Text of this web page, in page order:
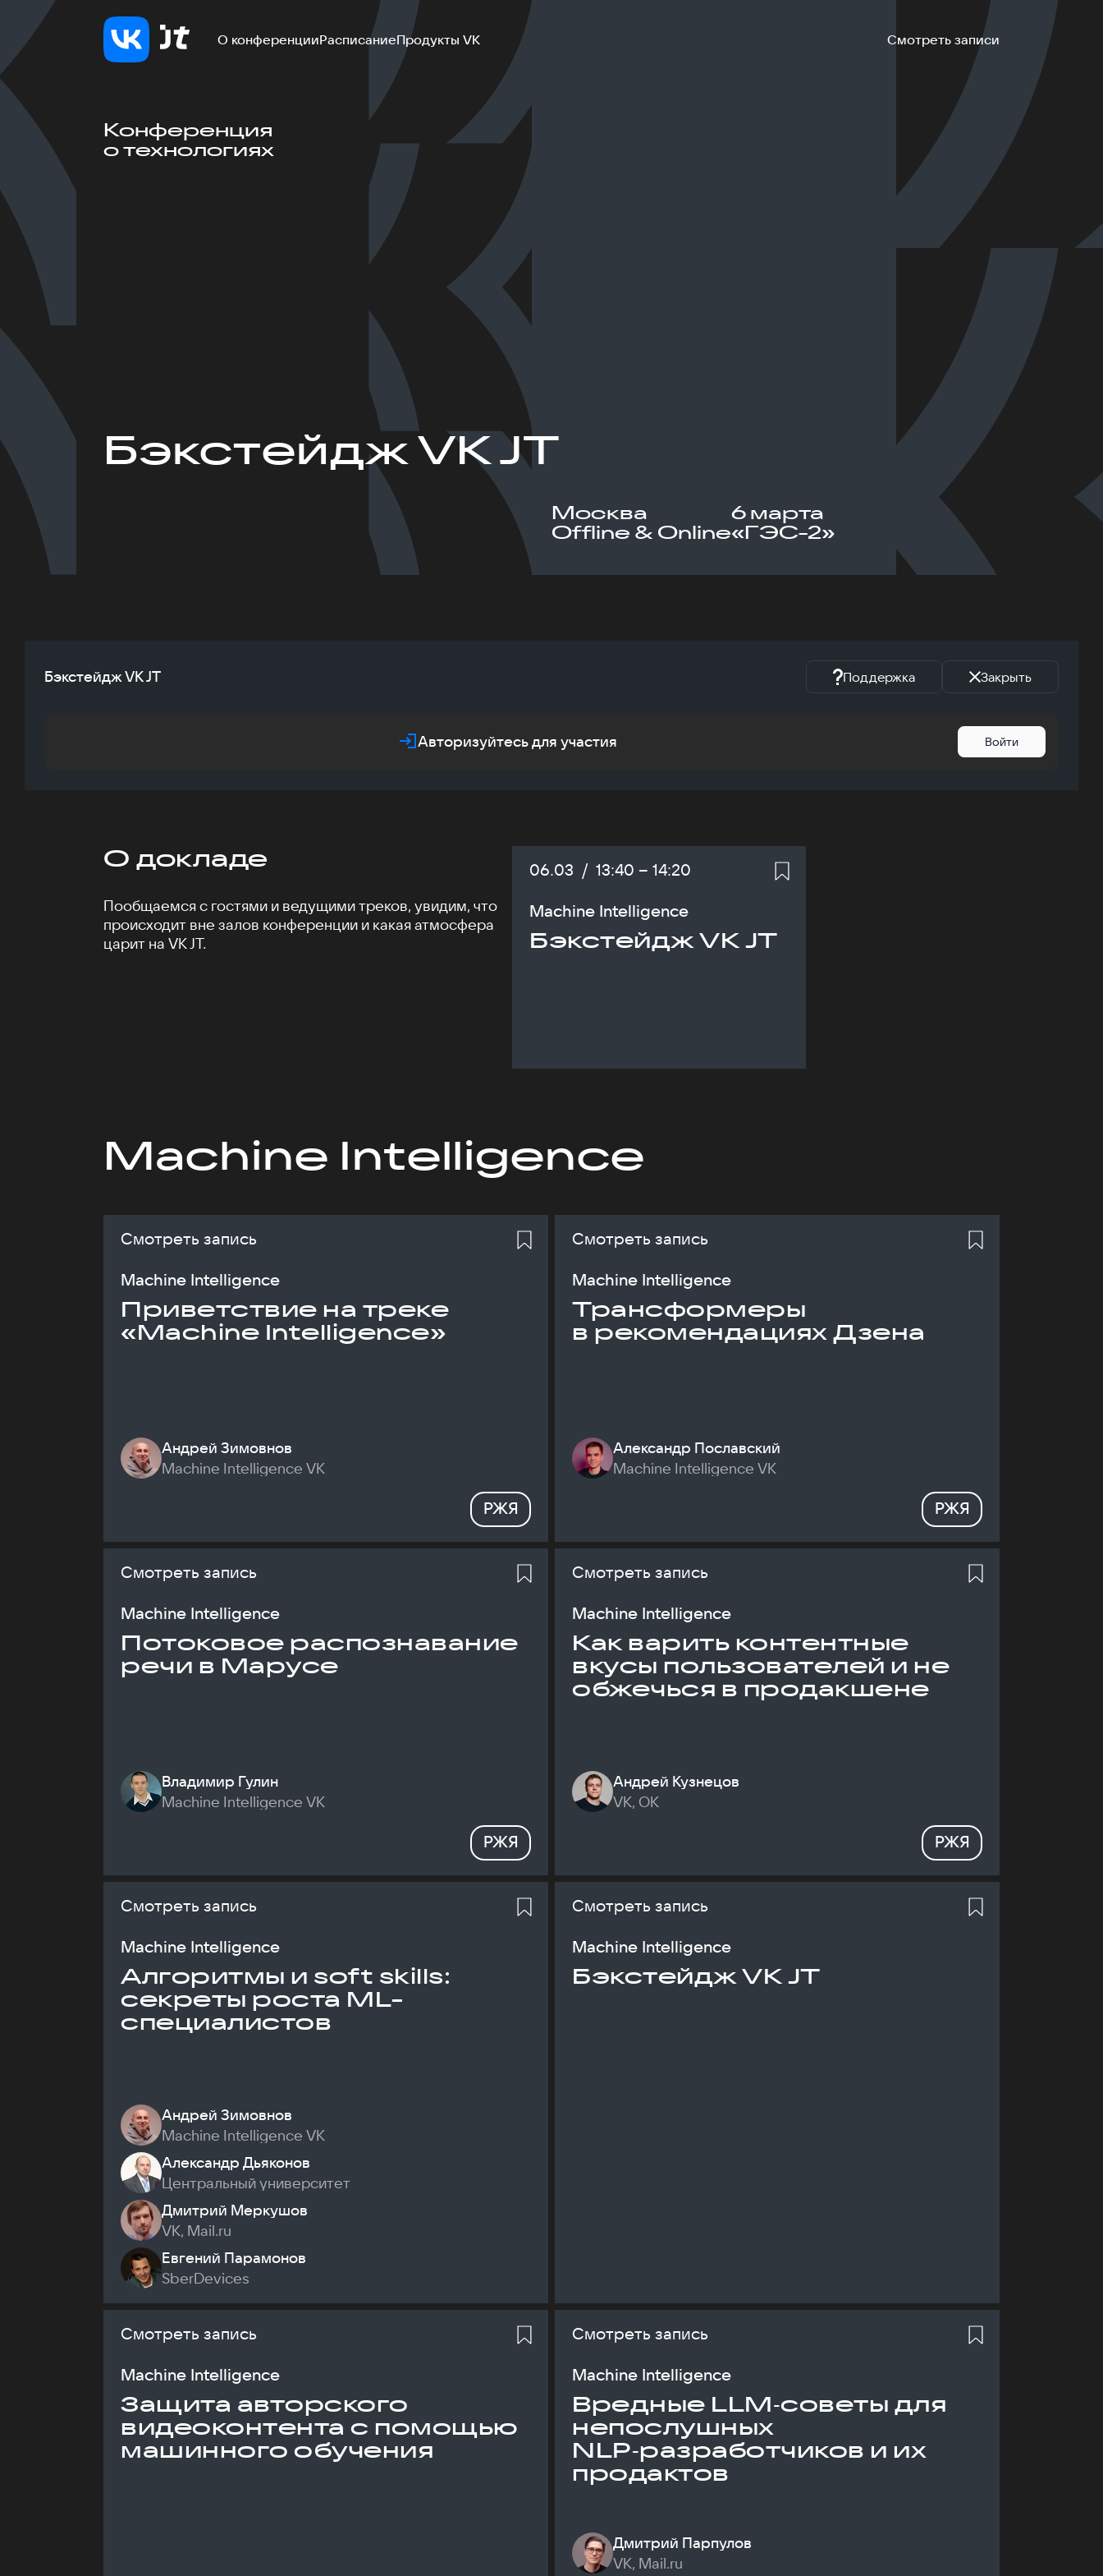
О конференцииРасписаниеПродукты VK Смотреть записи
Конференция
о технологиях
Бэкстейдж VK JT
Москва
Offline & Online
6 марта
«ГЭС-2»
Бэкстейдж VK JT Поддержка Закрыть
Авторизуйтесь для участия Войти
О докладе
Пообщаемся с гостями и ведущими треков, увидим, что
происходит вне залов конференции и какая атмосфера
царит на VK JT.
Дата:
06.03 / Начало:
13:40 – Конец:
14:20
Machine Intelligence
Бэкстейдж VK JT
Machine Intelligence
Смотреть запись
Machine Intelligence
Приветствие на треке
«Machine Intelligence»
Андрей Зимовнов
Machine Intelligence VK
РЖЯ
Смотреть запись
Machine Intelligence
Трансформеры
в рекомендациях Дзена
Александр Пославский
Machine Intelligence VK
РЖЯ
Смотреть запись
Machine Intelligence
Потоковое распознавание
речи в Марусе
Владимир Гулин
Machine Intelligence VK
РЖЯ
Смотреть запись
Machine Intelligence
Как варить контентные
вкусы пользователей и не
обжечься в продакшене
Андрей Кузнецов
VK, ОК
РЖЯ
Смотреть запись
Machine Intelligence
Алгоритмы и soft skills:
секреты роста ML-
специалистов
Андрей Зимовнов
Machine Intelligence VK
Александр Дьяконов
Центральный университет
Дмитрий Меркушов
VK, Mail.ru
Евгений Парамонов
SberDevices
Смотреть запись
Machine Intelligence
Бэкстейдж VK JT
Смотреть запись
Machine Intelligence
Защита авторского
видеоконтента с помощью
машинного обучения
Смотреть запись
Machine Intelligence
Вредные LLM‑советы для
непослушных
NLP‑разработчиков и их
продактов
Дмитрий Парпулов
VK, Mail.ru